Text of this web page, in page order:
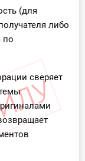
(для
либо
по
сверяет